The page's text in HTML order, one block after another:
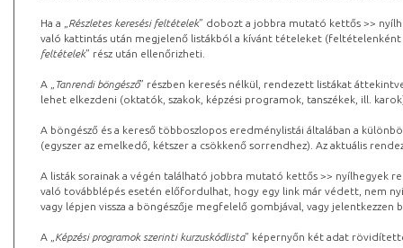
Ha a „ Részletes keresési feltételek” dobozt a jobbra mutató kettős >>
való kattintás után megjelenő listákból a kívánt tételeket (feltételenként
feltételek” rész után ellenőrizheti.
A „ Tanrendi böngésző” részben keresés nélkül, rendezett listákat
lehet elkezdeni (oktatók, szakok, képzési programok, tanszékek, ill.
A böngésző és a kereső többoszlopos eredménylistái általában a
(egyszer az emelkedő, kétszer a csökkenő sorrendhez). Az aktuális
A listák sorainak a végén található jobbra mutató kettős >> nyílhegyek
való továbblépés esetén előfordulhat, hogy egy link már védett, nem
vagy lépjen vissza a böngészője megfelelő gombjával, vagy
A „ Képzési programok szerinti kurzuskódlista” képernyőn két adat